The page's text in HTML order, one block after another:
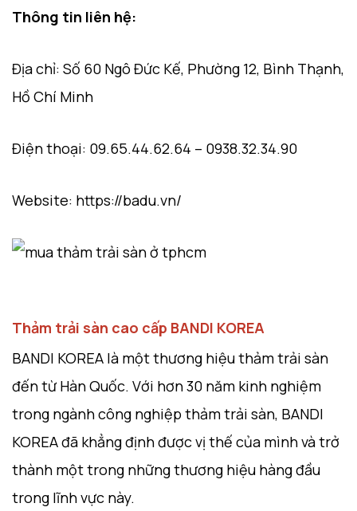
Thông tin liên hệ:
Địa chỉ: Số 60 Ngô Đức Kế, Phường 12, Bình Thạnh,
Hồ Chí Minh
Điện thoại: 09.65.44.62.64 – 0938.32.34.90
Website: https://badu.vn/
Thảm trải sàn cao cấp BANDI KOREA
BANDI KOREA là một thương hiệu thảm trải sàn
đến từ Hàn Quốc. Với hơn 30 năm kinh nghiệm
trong ngành công nghiệp thảm trải sàn, BANDI
KOREA đã khẳng định được vị thế của mình và trở
thành một trong những thương hiệu hàng đầu
trong lĩnh vực này.